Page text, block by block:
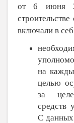
от 6 июня
включали в
на
целью
за
средств
С данных